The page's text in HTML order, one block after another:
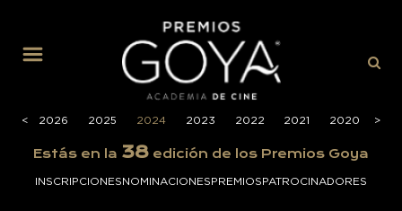
<
< 2026 2025 2024 2023 2022 2021 2020 >
>
Estás en la 38 edición de los Premios Goya
INSCRIPCIONESNOMINACIONESPREMIOSPATROCINADORES